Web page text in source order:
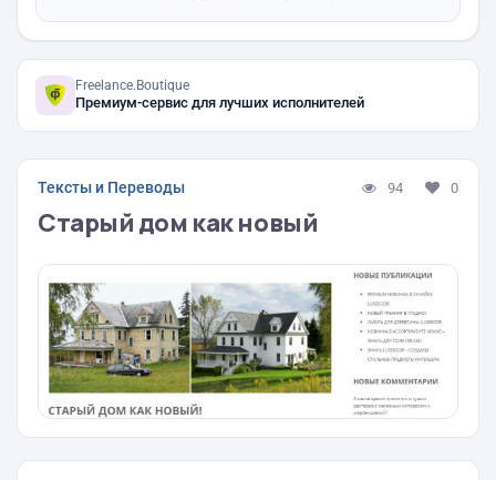
Freelance.Boutique
Премиум-сервис для лучших исполнителей
Тексты и Переводы 94 0
Старый дом как новый